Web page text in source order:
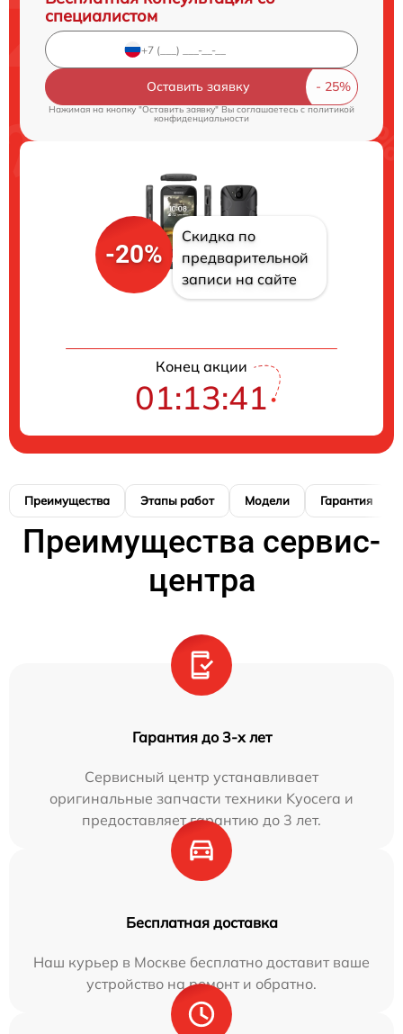
специалистом
Оставить заявку
Нажимая на кнопку "Оставить заявку" Вы соглашаетесь c политикой
конфиденциальности
-20%
Скидка по
предварительной
записи на сайте
Конец акции
01:13:40
Преимущества Этапы работ Модели Гарантия
Преимущества сервис-
центра
Гарантия до 3-х лет
Сервисный центр устанавливает
оригинальные запчасти техники Kyocera и
предоставляет гарантию до 3 лет.
Бесплатная доставка
Наш курьер в Москве бесплатно доставит ваше
устройство на ремонт и обратно.